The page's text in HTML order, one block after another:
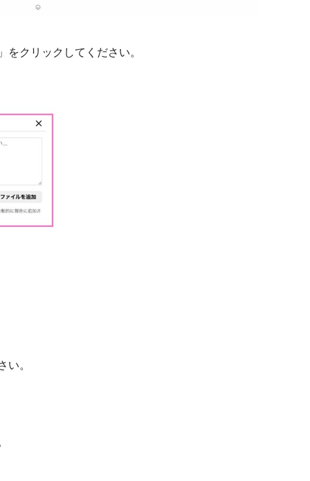
クリックしてください。
い。